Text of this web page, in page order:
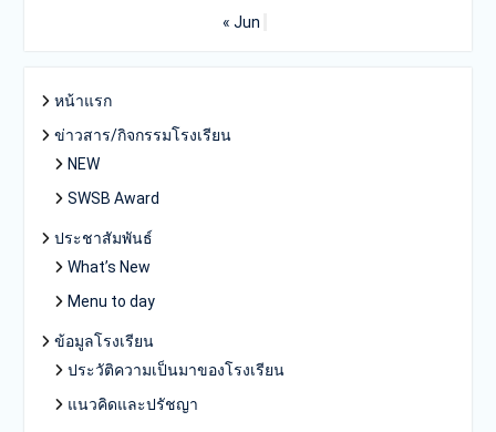
« Jun
หน้าแรก
ข่าวสาร/กิจกรรมโรงเรียน
NEW
SWSB Award
ประชาสัมพันธ์
What’s New
Menu to day
ข้อมูลโรงเรียน
ประวัติความเป็นมาของโรงเรียน
แนวคิดและปรัชญา